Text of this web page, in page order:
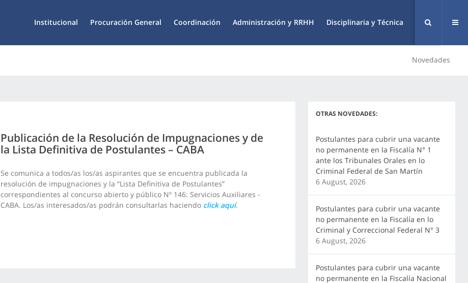
Institucional Procuración General Coordinación Administración y RRHH Disciplinaria y Técnica
Novedades
Publicación de la Resolución de Impugnaciones y de
la Lista Definitiva de Postulantes – CABA
Se comunica a todos/as los/as aspirantes que se encuentra publicada la
resolución de impugnaciones y la “Lista Definitiva de Postulantes”
correspondientes al concurso abierto y público Nº 146: Servicios Auxiliares -
CABA. Los/as interesados/as podrán consultarlas haciendo click aquí.
OTRAS NOVEDADES:
Postulantes para cubrir una vacante
no permanente en la Fiscalía N° 1
ante los Tribunales Orales en lo
Criminal Federal de San Martín
6 August, 2026
Postulantes para cubrir una vacante
no permanente en la Fiscalía en lo
Criminal y Correccional Federal N° 3
6 August, 2026
Postulantes para cubrir una vacante
no permanente en la Fiscalía Nacional